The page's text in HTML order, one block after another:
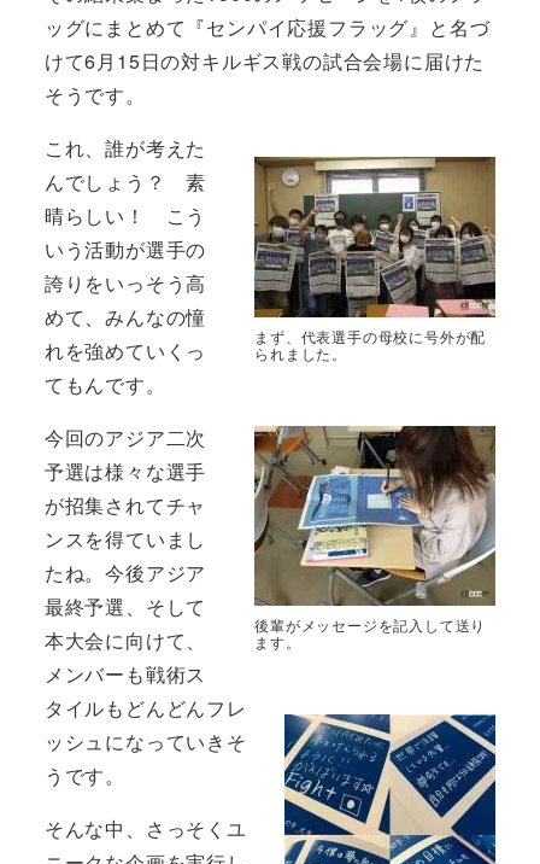
ッグにまとめて『センパイ応援フラッグ』と名づ
けて6月15日の対キルギス戦の試合会場に届けた
そうです。
まず、代表選手の母校に号外が配
られました。
後輩がメッセージを記入して送り
ます。
これ、誰が考えた
んでしょう？ 素
晴らしい！ こう
いう活動が選手の
誇りをいっそう高
めて、みんなの憧
れを強めていくっ
てもんです。
今回のアジア二次
予選は様々な選手
が招集されてチャ
ンスを得ていまし
たね。今後アジア
最終予選、そして
本大会に向けて、
メンバーも戦術ス
タイルもどんどんフレ
ッシュになっていきそ
うです。
そんな中、さっそくユ